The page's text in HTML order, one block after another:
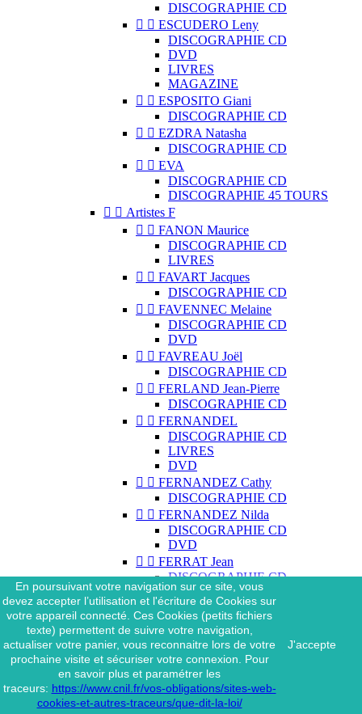
DISCOGRAPHIE CD
  ESCUDERO Leny
DISCOGRAPHIE CD
DVD
LIVRES
MAGAZINE
  ESPOSITO Giani
DISCOGRAPHIE CD
  EZDRA Natasha
DISCOGRAPHIE CD
  EVA
DISCOGRAPHIE CD
DISCOGRAPHIE 45 TOURS
  Artistes F
  FANON Maurice
DISCOGRAPHIE CD
LIVRES
  FAVART Jacques
DISCOGRAPHIE CD
  FAVENNEC Melaine
DISCOGRAPHIE CD
DVD
  FAVREAU Joël
DISCOGRAPHIE CD
  FERLAND Jean-Pierre
DISCOGRAPHIE CD
  FERNANDEL
DISCOGRAPHIE CD
LIVRES
DVD
  FERNANDEZ Cathy
DISCOGRAPHIE CD
  FERNANDEZ Nilda
DISCOGRAPHIE CD
DVD
  FERRAT Jean
DISCOGRAPHIE CD
DISCOGRAPHIE 45 TOURS
DISCOGRAPHIE 33 TOURS
DVD
MAGAZINE
  FERRAT Jean & SES
INTERPRÈTES
DISCOGRAPHIE CD
  FERRÉ Léo
En poursuivant votre navigation sur ce site, vous
devez accepter l’utilisation et l'écriture de Cookies sur
votre appareil connecté. Ces Cookies (petits fichiers
texte) permettent de suivre votre navigation,
actualiser votre panier, vous reconnaitre lors de votre
prochaine visite et sécuriser votre connexion. Pour
en savoir plus et paramétrer les
traceurs: https://www.cnil.fr/vos-obligations/sites-web-
cookies-et-autres-traceurs/que-dit-la-loi/
J'accepte